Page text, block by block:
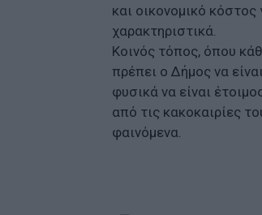
και οικονομικό
χαρακτηριστικά.
Κοινός τόπος, όπου
πρέπει ο Δήμος να
φυσικά να είναι
από τις κακοκαιρίες
φαινόμενα.